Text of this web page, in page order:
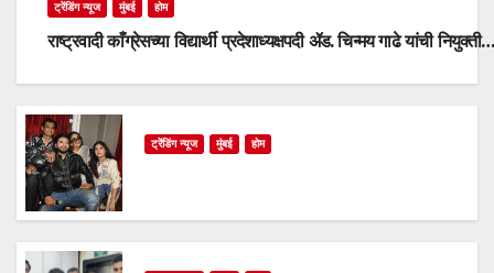
ट्रेंडिंग न्यूज मुंबई होम
राष्ट्रवादी काँग्रेसच्या विद्यार्थी प्रदेशाध्यक्षपदी ॲड. चिन्मय गाढे यांची नियुक्ती…
ट्रेंडिंग न्यूज मुंबई होम